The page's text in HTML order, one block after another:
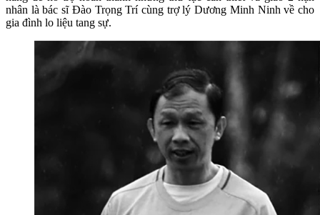
nhân là bác sĩ Đào Trọng Trí cùng trợ lý Dương Minh Ninh về cho
gia đình lo liệu tang sự.